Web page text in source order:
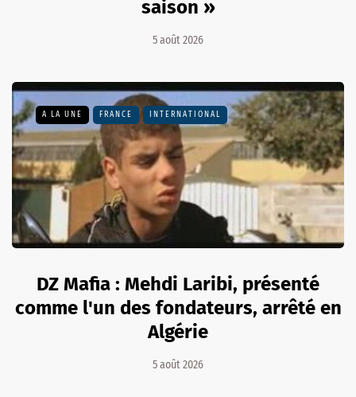
saison »
5 août 2026
A LA UNE FRANCE INTERNATIONAL
DZ Mafia : Mehdi Laribi, présenté
comme l'un des fondateurs, arrêté en
Algérie
5 août 2026